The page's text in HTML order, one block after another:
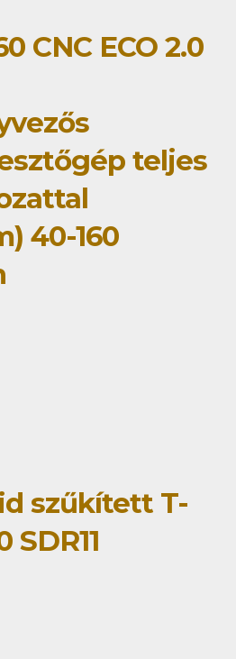
CNC ECO 2.0
teljes
40-160
szűkített T-
SDR11